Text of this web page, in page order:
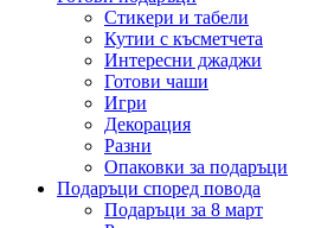
Стикери и табели
Кутии с късметчета
Интересни джаджи
Готови чаши
Игри
Декорация
Разни
Опаковки за подаръци
Подаръци според повода
Подаръци за 8 март